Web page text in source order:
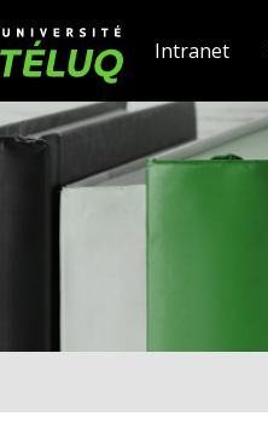
Université TÉLUQIntranet